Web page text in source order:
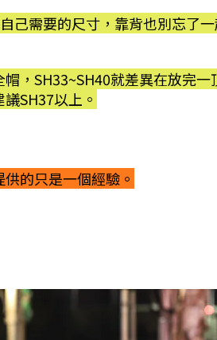
需要的尺寸，靠背也別忘了
，SH33~SH40就差異在放完
SH37以上。
的只是一個經驗。